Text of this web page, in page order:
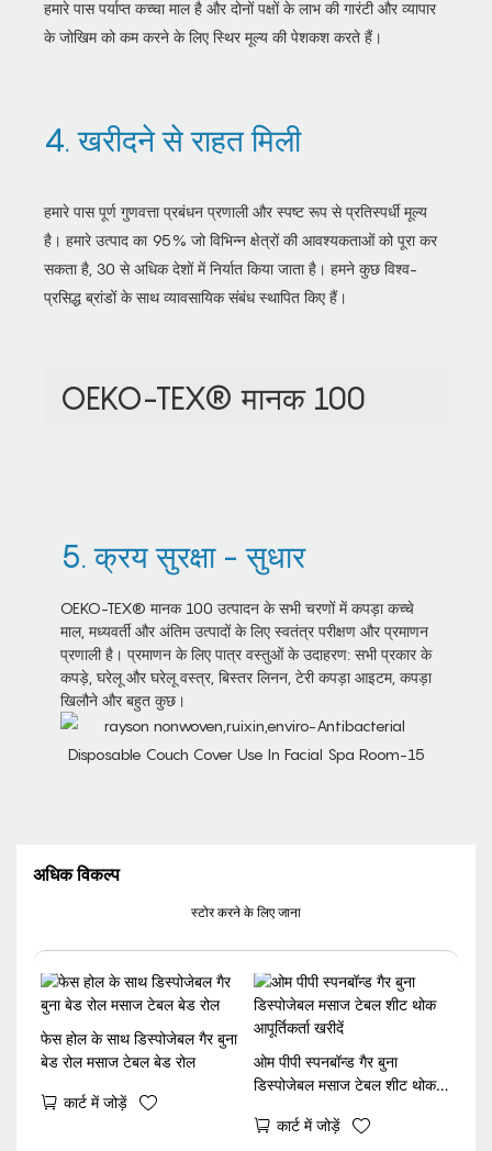
हमारे पास पर्याप्त कच्चा माल है और दोनों पक्षों के लाभ की गारंटी और व्यापार
के जोखिम को कम करने के लिए स्थिर मूल्य की पेशकश करते हैं।
4. खरीदने से राहत मिली
हमारे पास पूर्ण गुणवत्ता प्रबंधन प्रणाली और स्पष्ट रूप से प्रतिस्पर्धी मूल्य
है। हमारे उत्पाद का 95% जो विभिन्न क्षेत्रों की आवश्यकताओं को पूरा कर
सकता है, 30 से अधिक देशों में निर्यात किया जाता है। हमने कुछ विश्व-
प्रसिद्ध ब्रांडों के साथ व्यावसायिक संबंध स्थापित किए हैं।
OEKO-TEX® मानक 100
5. क्रय सुरक्षा - सुधार
OEKO-TEX® मानक 100 उत्पादन के सभी चरणों में कपड़ा कच्चे
माल, मध्यवर्ती और अंतिम उत्पादों के लिए स्वतंत्र परीक्षण और प्रमाणन
प्रणाली है। प्रमाणन के लिए पात्र वस्तुओं के उदाहरण: सभी प्रकार के
कपड़े, घरेलू और घरेलू वस्त्र, बिस्तर लिनन, टेरी कपड़ा आइटम, कपड़ा
खिलौने और बहुत कुछ।
अधिक विकल्प
स्टोर करने के लिए जाना
फेस होल के साथ डिस्पोजेबल गैर बुना
बेड रोल मसाज टेबल बेड रोल
कार्ट में जोड़ें
ओम पीपी स्पनबॉन्ड गैर बुना
डिस्पोजेबल मसाज टेबल शीट थोक
कार्ट में जोड़ें